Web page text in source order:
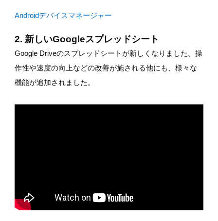
Androidデバイスマネージャー
2. 新しいGoogleスプレッドシート
Google Driveのスプレッドシートが新しくなりました。操
作性や速度の向上などの改善が施される他にも、様々な
機能が追加されました。